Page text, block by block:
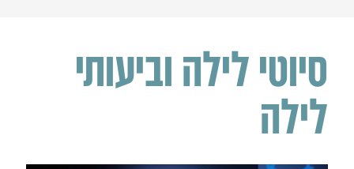
סיוטי לילה וביעותי
לילה